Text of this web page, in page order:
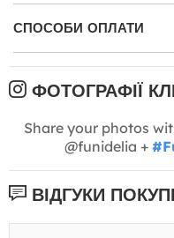
СПОСОБИ ОПЛАТИ
ФОТОГРАФІЇ
Share your photos
@funidelia +
ВІДГУКИ